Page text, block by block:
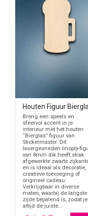
Houten Figuur
Breng een speels en
sfeervol accent in je
interieur met het houten
“Bierglas” figuur van
Stickermaster. Dit
lasergesneden linoply-
van 8mm dik heeft strak
afgewerkte zwarte
en is ideaal als decoratie,
creatieve toevoeging of
origineel cadeau.
Verkrijgbaar in diverse
maten, waarbij de langste
zijde bepalend is, zodat je
altijd de juiste...